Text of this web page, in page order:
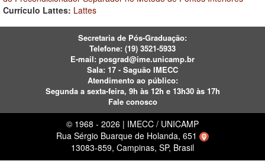
Currículo Lattes: Lattes
Secretaria de Pós-Graduação:
Telefone: (19) 3521-5933
E-mail: posgrad@ime.unicamp.br
Sala: 17 - Saguão IMECC
Atendimento ao público:
Segunda a sexta-feira, 9h às 12h e 13h30 às 17h
Fale conosco
© 1968 - 2026 | IMECC / UNICAMP
Rua Sérgio Buarque de Holanda, 651
13083-859, Campinas, SP, Brasil